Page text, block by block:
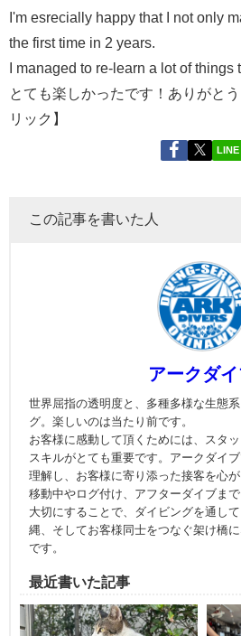
I'm esrecially happy that I not only
the first time in 2 years.
I managed to re-learn a lot of things
とても楽しかったです！ありがと
リック】
LINE
この記事を書いた人
アークダ
世界屈指の透明度と、多種多様な生態
グ。楽しいのは当たり前です。
お客様に感動して頂くためには、スタ
スキルがとても重要です。アークダイ
理解し、お客様に寄り添った接客を心が
移動中やログ付け、アフターダイブま
大切にすることで、ダイビングを通し
縄、そしてお客様同士をつなぐ架け橋
です。
最近書いた記事